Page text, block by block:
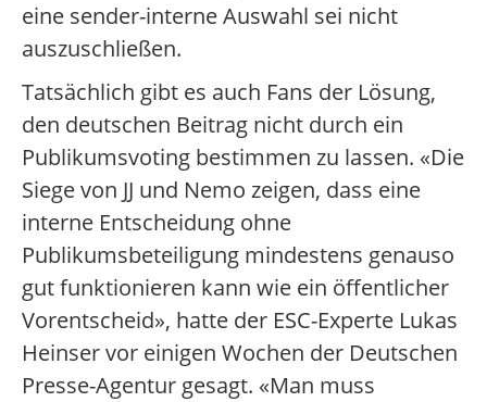
eine sender-interne Auswahl sei nicht
auszuschließen.
Tatsächlich gibt es auch Fans der Lösung,
den deutschen Beitrag nicht durch ein
Publikumsvoting bestimmen zu lassen. «Die
Siege von JJ und Nemo zeigen, dass eine
interne Entscheidung ohne
Publikumsbeteiligung mindestens genauso
gut funktionieren kann wie ein öffentlicher
Vorentscheid», hatte der ESC-Experte Lukas
Heinser vor einigen Wochen der Deutschen
Presse-Agentur gesagt. «Man muss